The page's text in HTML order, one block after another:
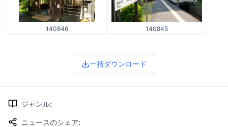
140846 140845
一括ダウンロード
ジャンル:
ニュースのシェア: